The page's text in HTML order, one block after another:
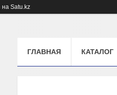
на Satu.kz
ГЛАВНАЯ КАТАЛОГ